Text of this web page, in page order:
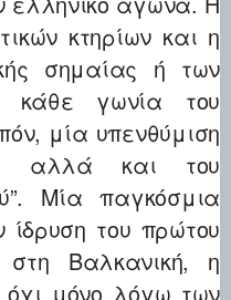
κτηρίων και η
σημαίας ή των
κάθε γωνία του
μία υπενθύμιση
αλλά και του
Μία παγκόσμια
ίδρυση του πρώτου
στη Βαλκανική, η
όχι μόνο λόγω των